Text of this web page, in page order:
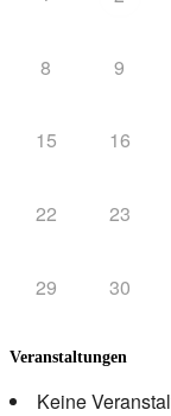
8 9
15 16
22 23
29 30
Veranstaltungen
Keine